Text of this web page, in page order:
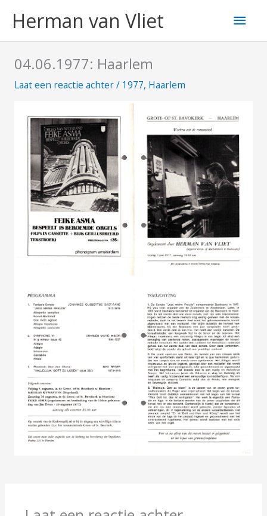
naarHerman van Vliet
04.06.1977: Haarlem
Laat een reactie achter/ 1977, Haarlem